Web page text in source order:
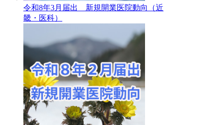
令和8年3月届出 新規開業医院動向（近
畿・医科）